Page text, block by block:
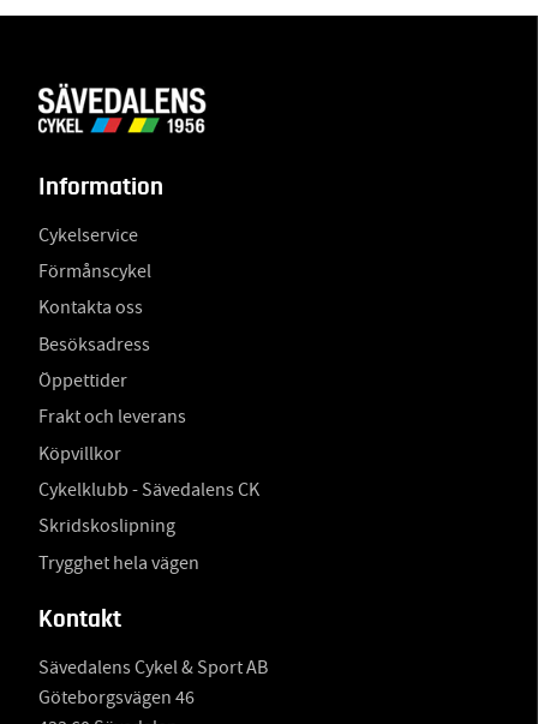
Information
Cykelservice
Förmånscykel
Kontakta oss
Besöksadress
Öppettider
Frakt och leverans
Köpvillkor
Cykelklubb - Sävedalens CK
Skridskoslipning
Trygghet hela vägen
Kontakt
Sävedalens Cykel & Sport AB
Göteborgsvägen 46